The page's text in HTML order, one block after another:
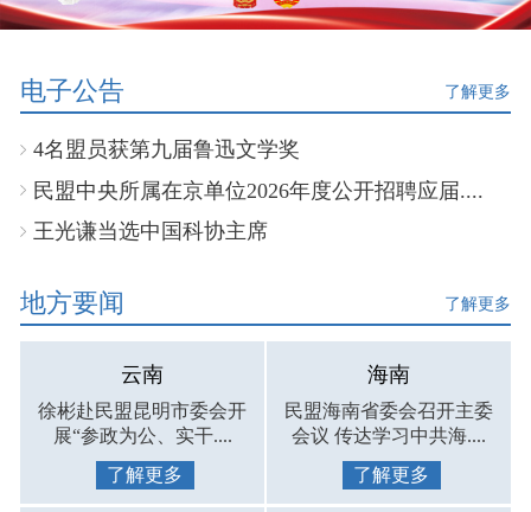
电子公告 了解更多
4名盟员获第九届鲁迅文学奖
民盟中央所属在京单位2026年度公开招聘应届....
王光谦当选中国科协主席
地方要闻 了解更多
云南
徐彬赴民盟昆明市委会开
展“参政为公、实干....
了解更多
海南
民盟海南省委会召开主委
会议 传达学习中共海....
了解更多